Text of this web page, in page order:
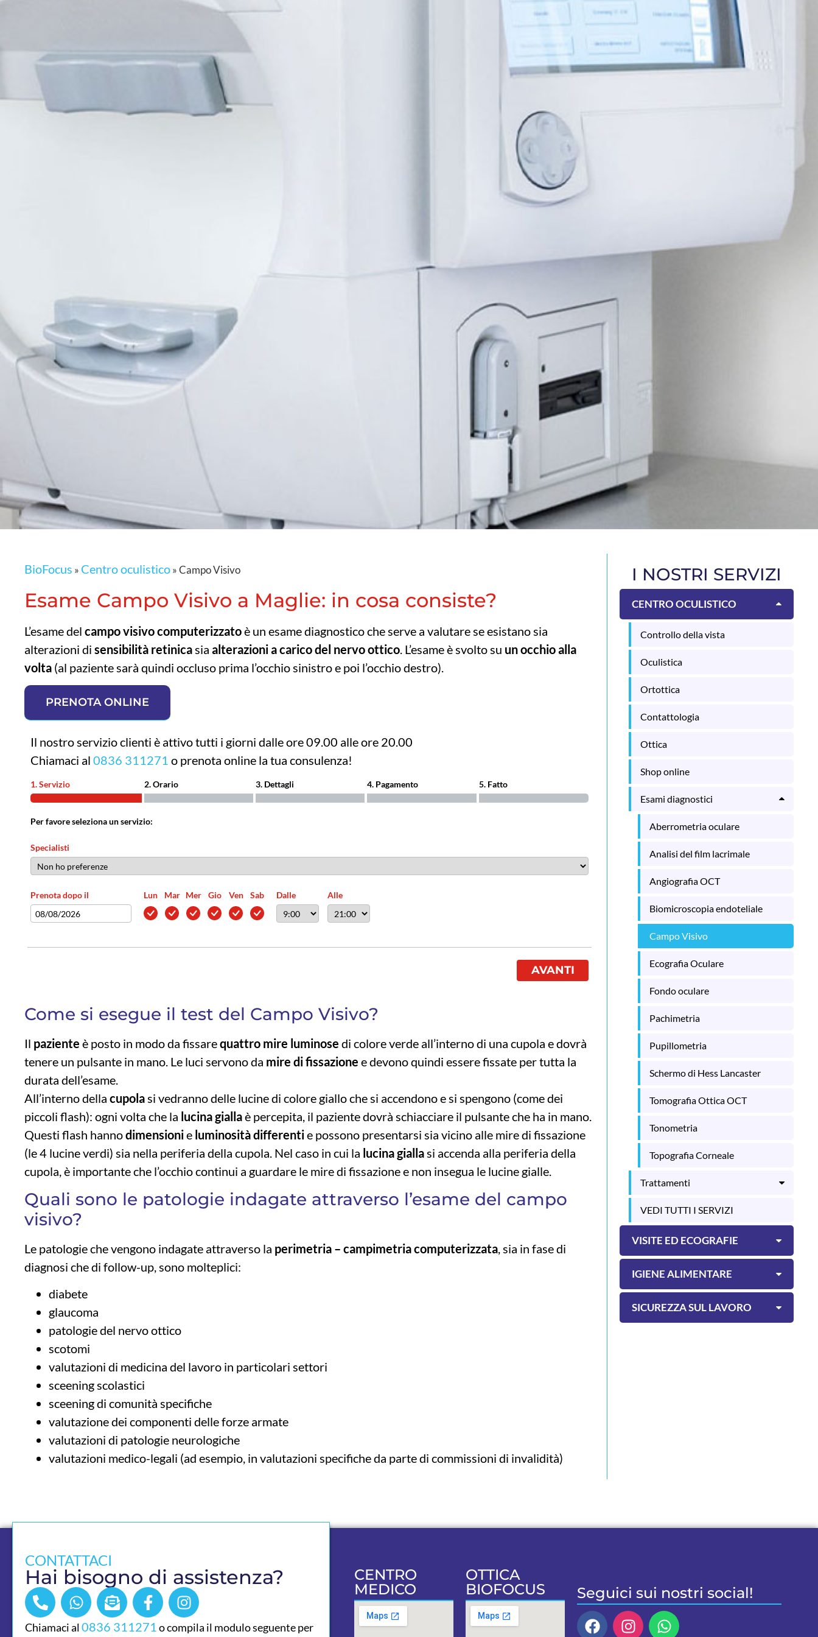
BioFocus » Centro oculistico»Campo Visivo
Esame Campo Visivo a Maglie: in cosa consiste?
L’esame del campo visivo computerizzatoè un esame diagnostico che serve a valutare se esistano sia
alterazioni di sensibilità retinica sia alterazioni a carico del nervo ottico . L’esame è svolto su un occhio alla
volta (al paziente sarà quindi occluso prima l’occhio sinistro e poi l’occhio destro).
PRENOTA ONLINE
Il nostro servizio clienti è attivo tutti i giorni dalle ore 09.00 alle ore 20.00
Chiamaci al 0836 311271 o prenota online la tua consulenza!
1. Servizio 2. Orario 3. Dettagli 4. Pagamento 5. Fatto
Per favore seleziona un servizio:
Specialisti
Prenota dopo il Lun Mar Mer Gio Ven Sab Dalle Alle
AVANTI
Come si esegue il test del Campo Visivo?
Il paziente è posto in modo da fissarequattro mire luminose di colore verde all’interno di una cupola e dovrà
tenere un pulsante in mano. Le luci servono da mire di fissazione e devono quindi essere fissate per tutta la
durata dell’esame.
All’interno della cupolasi vedranno delle lucine di colore giallo che si accendono e si spengono (come dei
piccoli flash): ogni volta che la lucina giallaè percepita, il paziente dovrà schiacciare il pulsante che ha in mano.
Questi flash hannodimensionie luminosità differentie possono presentarsi sia vicino alle mire di fissazione
(le 4 lucine verdi) sia nella periferia della cupola. Nel caso in cui la lucina giallasi accenda alla periferia della
cupola, è importante che l’occhio continui a guardare le mire di fissazione e non insegua le lucine gialle.
Quali sono le patologie indagate attraverso l’esame del campo
visivo?
Le patologie che vengono indagate attraverso la perimetria – campimetria computerizzata , sia in fase di
diagnosi che di follow-up, sono molteplici:
diabete
glaucoma
patologie del nervo ottico
scotomi
valutazioni di medicina del lavoro in particolari settori
sceening scolastici
sceening di comunità specifiche
valutazione dei componenti delle forze armate
valutazioni di patologie neurologiche
valutazioni medico-legali (ad esempio, in valutazioni specifiche da parte di commissioni di invalidità)
I NOSTRI SERVIZI
CENTRO OCULISTICO
Controllo della vista
Oculistica
Ortottica
Contattologia
Ottica
Shop online
Esami diagnostici
Aberrometria oculare
Analisi del film lacrimale
Angiografia OCT
Biomicroscopia endoteliale
Campo Visivo
Ecografia Oculare
Fondo oculare
Pachimetria
Pupillometria
Schermo di Hess Lancaster
Tomografia Ottica OCT
Tonometria
Topografia Corneale
Trattamenti
VEDI TUTTI I SERVIZI
VISITE ED ECOGRAFIE
IGIENE ALIMENTARE
SICUREZZA SUL LAVORO
CONTATTACI
Hai bisogno di assistenza?
Chiamaci al0836 311271o compila il modulo seguente per
CENTRO
MEDICO
OTTICA
BIOFOCUS
Seguici sui nostri social!